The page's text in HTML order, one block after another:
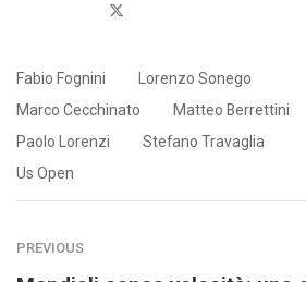
Fabio Fognini
Lorenzo Sonego
Marco Cecchinato
Matteo Berrettini
Paolo Lorenzi
Stefano Travaglia
Us Open
PREVIOUS